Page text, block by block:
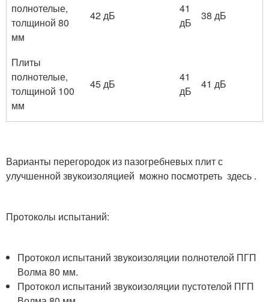
полнотелые,
толщиной 80
мм
42 дБ
41
дБ
38 дБ
Плиты
полнотелые,
толщиной 100
мм
45 дБ
41
дБ
41 дБ
Варианты перегородок из пазогребневых плит с
улучшенной звукоизоляцией можно посмотреть здесь .
Протоколы испытаний:
Протокол испытаний звукоизоляции полнотелой ПГП
Волма 80 мм.
Протокол испытаний звукоизоляции пустотелой ПГП